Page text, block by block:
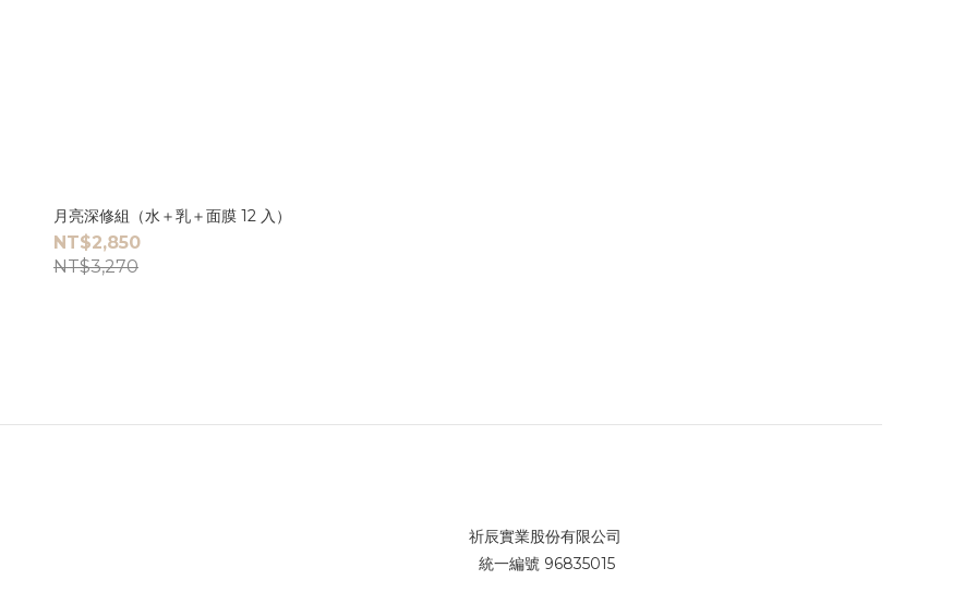
月亮深修組（水＋乳＋面膜 12 入）
NT$2,850
NT$3,270
祈辰實業股份有限公司
統一編號 96835015